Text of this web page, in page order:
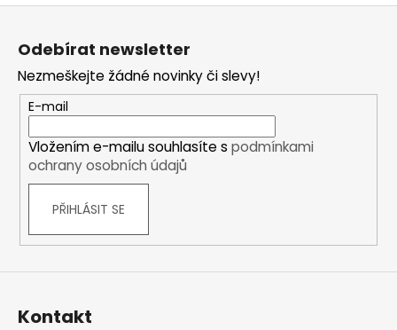
Z
Odebírat newsletter
Nezmeškejte žádné novinky či slevy!
E-mail
Vložením e-mailu souhlasíte s podmínkami
ochrany osobních údajů
PŘIHLÁSIT SE
Kontakt